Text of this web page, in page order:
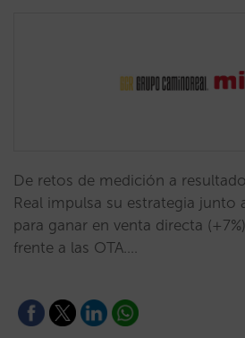
De retos de medición a
Real impulsa su estrategia junto
para ganar en venta directa
frente a las OTA.…